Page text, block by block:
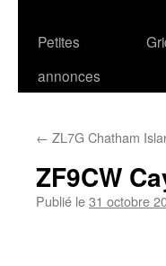
Petites
annonces
← ZL7G Chatham
ZF9CW
Publié le31 octobre